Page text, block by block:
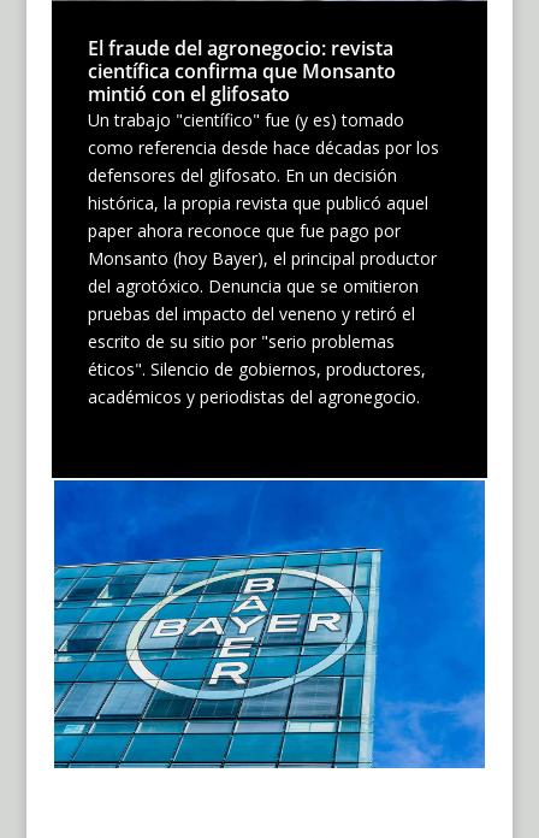
El fraude del agronegocio: revista
científica confirma que Monsanto
mintió con el glifosato
Un trabajo "científico" fue (y es) tomado
como referencia desde hace décadas por los
defensores del glifosato. En un decisión
histórica, la propia revista que publicó aquel
paper ahora reconoce que fue pago por
Monsanto (hoy Bayer), el principal productor
del agrotóxico. Denuncia que se omitieron
pruebas del impacto del veneno y retiró el
escrito de su sitio por "serio problemas
éticos". Silencio de gobiernos, productores,
académicos y periodistas del agronegocio.